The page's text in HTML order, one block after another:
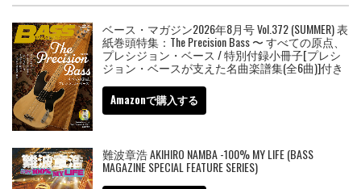
ベース・マガジン2026年8月号 Vol.372 (SUMMER) 表
紙巻頭特集：The Precision Bass 〜 すべての原点、
プレシジョン・ベース / 特別付録小冊子[プレシ
ジョン・ベースが支えた名曲楽譜集(全6曲)]付き
Amazonで購入する
難波章浩 AKIHIRO NAMBA -100% MY LIFE (BASS
MAGAZINE SPECIAL FEATURE SERIES)